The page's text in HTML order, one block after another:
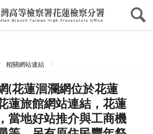
相關網站連結
(花蓮洄瀾網位於花蓮
蓮旅館網站連結，花蓮
當地好站推介與工商機